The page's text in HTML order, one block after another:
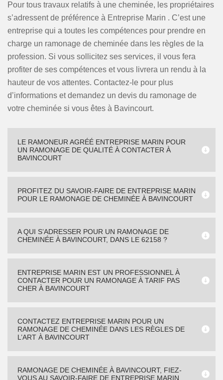
Pour tous travaux relatifs à une cheminée, les propriétaires
s’adressent de préférence à Entreprise Marin . C’est une
entreprise qui a toutes les compétences pour prendre en
charge un ramonage de cheminée dans les règles de la
profession. Si vous sollicitez ses services, il vous fera
profiter de ses compétences et vous livrera un rendu à la
hauteur de vos attentes. Contactez-le pour plus
d’informations et demandez un devis du ramonage de
votre cheminée si vous êtes à Bavincourt.
LE RAMONEUR AGRÉÉ ENTREPRISE MARIN POUR
UN RAMONAGE DE QUALITÉ À CONTACTER À
BAVINCOURT
PROFITEZ DU SAVOIR-FAIRE DE ENTREPRISE MARIN
POUR LE RAMONAGE DE CHEMINÉE À BAVINCOURT
A QUI S’ADRESSER POUR UN RAMONAGE DE
CHEMINÉE À BAVINCOURT, DANS LE 62158 ?
ENTREPRISE MARIN EST UN PROFESSIONNEL À
CONTACTER POUR UN RAMONAGE À TARIF PAS
CHER À BAVINCOURT
CONTACTEZ ENTREPRISE MARIN POUR UN
RAMONAGE DE CHEMINÉE DANS LES RÈGLES DE
L’ART À BAVINCOURT
RAMONAGE DE CHEMINÉE À BAVINCOURT, FIEZ-
VOUS AU SAVOIR-FAIRE DE ENTREPRISE MARIN